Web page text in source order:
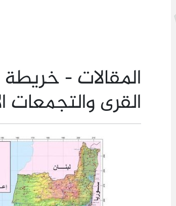
المقالات -
القرى والتجمعات